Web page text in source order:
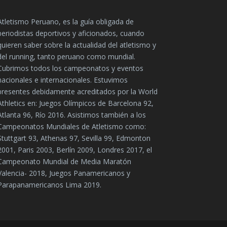
Peruano, es la guía obligada de
deportivos y aficionados, cuando
saber sobre la actualidad del atletismo y
running, tanto peruano como mundial.
todos los campeonatos y eventos
e internacionales. Estuvimos
debidamente acreditados por la World
en: Juegos Olímpicos de Barcelona 92,
96, Río 2016. Asistimos también a los
Mundiales de Atletismo como:
93, Athenas 97, Sevilla 99, Edmonton
Paris 2003, Berlín 2009, Londres 2017, el
Mundial de Media Maratón
2018, Juegos Panamericanos y
Lima 2019.